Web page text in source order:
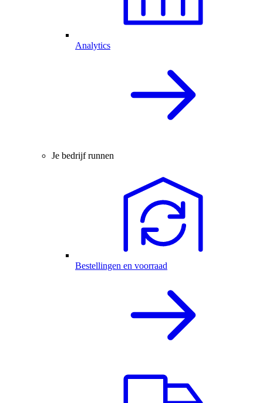
Analytics
Je bedrijf runnen
Bestellingen en voorraad